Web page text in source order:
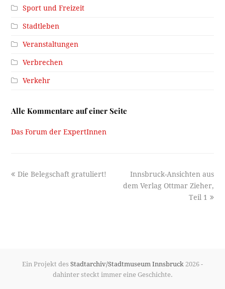
Sport und Freizeit
Stadtleben
Veranstaltungen
Verbrechen
Verkehr
Alle Kommentare auf einer Seite
Das Forum der ExpertInnen
previous
Die Belegschaft gratuliert!
next
post:
Innsbruck-Ansichten aus
dem Verlag Ottmar Zieher,
Teil 1
Ein Projekt des Stadtarchiv/Stadtmuseum Innsbruck 2026 -
dahinter steckt immer eine Geschichte.